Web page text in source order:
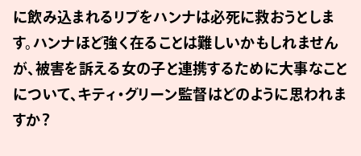
に飲み込まれるリブをハンナは必死に救おうとしま
す。ハンナほど強く在ることは難しいかもしれません
が、被害を訴える女の子と連携するために大事なこと
について、キティ・グリーン監督はどのように思われま
すか？